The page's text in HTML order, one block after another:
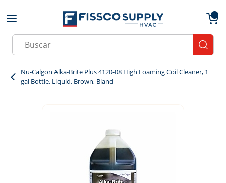
Skip to main content
Site Search
Nu-Calgon Alka-Brite Plus 4120-08 High Foaming Coil Cleaner, 1
gal Bottle, Liquid, Brown, Bland